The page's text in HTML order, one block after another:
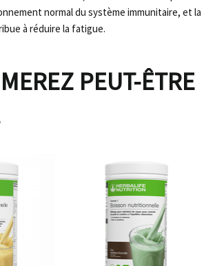
normal du système immunitaire, et la
à réduire la fatigue.
PEUT-ÊTRE